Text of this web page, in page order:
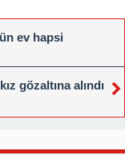
ev hapsi
gözaltına alındı